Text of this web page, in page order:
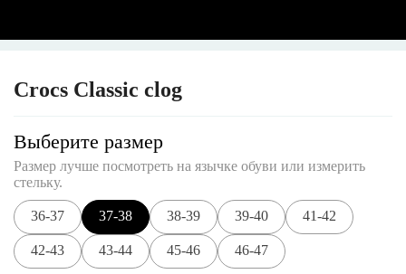
Crocs Classic clog
Выберите размер
Размер лучше посмотреть на язычке обуви или измерить
стельку.
36-37 37-38 38-39 39-40 41-42
42-43 43-44 45-46 46-47